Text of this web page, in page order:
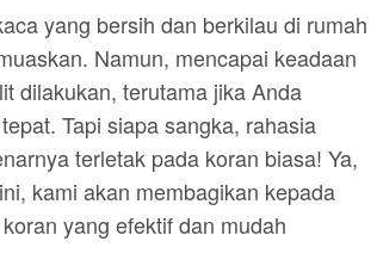
yang bersih dan berkilau di rumah
Namun, mencapai keadaan
dilakukan, terutama jika Anda
Tapi siapa sangka, rahasia
terletak pada koran biasa! Ya,
kami akan membagikan kepada
yang efektif dan mudah